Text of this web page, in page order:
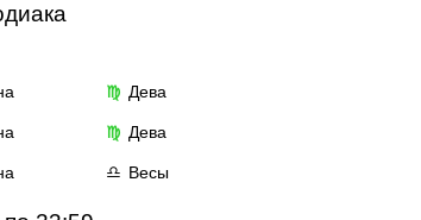
♍ Дева
♍ Дева
♎ Весы